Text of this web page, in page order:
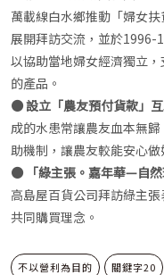
萬載線白水鄉推動「婦女
展開拜訪交流，並於1996-
以協助當地婦女經濟獨立
的產品。
● 設立「農友預付貨款」互
成的水患常讓農友血本無
助機制，讓農友較能安心做
● 「綠主張。嘉年華—自然
高島屋百貨公司拜訪綠主
共同購買理念。
不以營利為目的 關鍵字20